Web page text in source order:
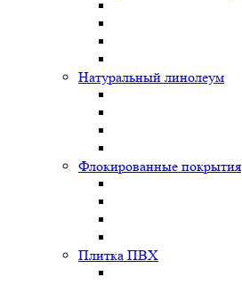
Натуральный линолеум
Флокированные покрытия
Плитка ПВХ